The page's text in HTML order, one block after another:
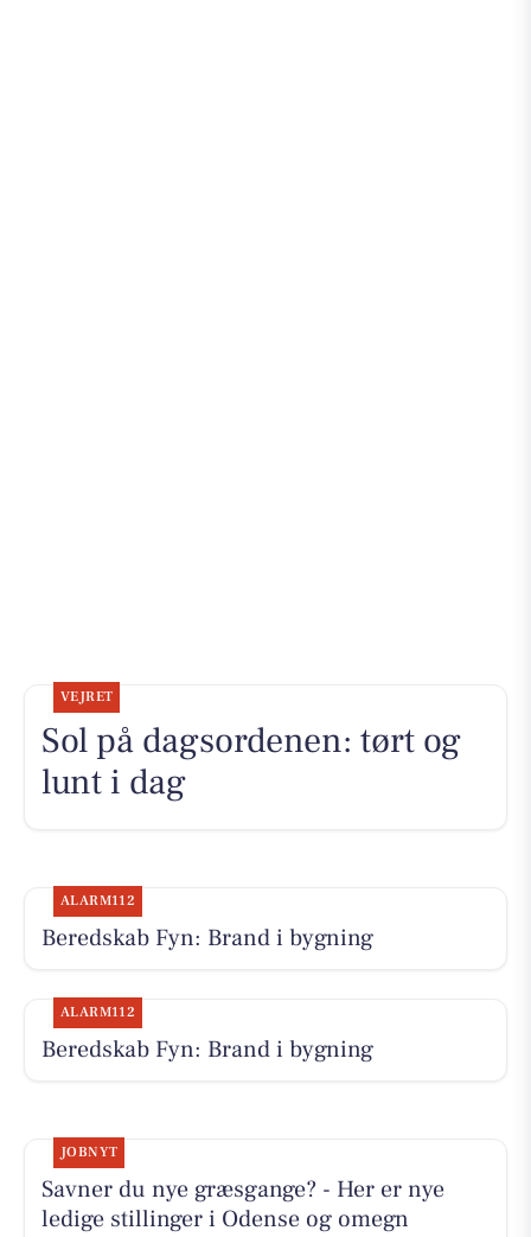
VEJRET
Sol på dagsordenen: tørt og
lunt i dag
ALARM112
Beredskab Fyn: Brand i bygning
ALARM112
Beredskab Fyn: Brand i bygning
JOBNYT
Savner du nye græsgange? - Her er nye
ledige stillinger i Odense og omegn